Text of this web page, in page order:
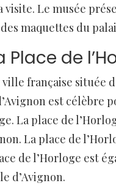
visite. Le musée
maquettes du
Place de
française située
est célèbre
La place de
La place de
de l’Horloge est
d’Avignon.